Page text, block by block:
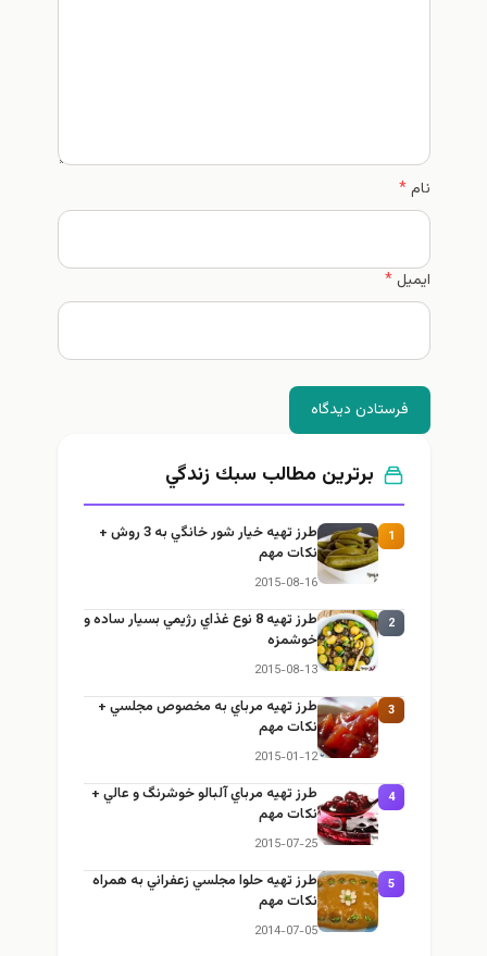
نام*
ایمیل*
فرستادن دیدگاه
برترین مطالب سبك زندگي
1
طرز تهيه خیار شور خانگي به 3 روش +
نكات مهم
2015-08-16
2
طرز تهيه 8 نوع غذاي رژيمي بسيار ساده و
خوشمزه
2015-08-13
3
طرز تهيه مرباي به مخصوص مجلسي +
نكات مهم
2015-01-12
4
طرز تهيه مرباي آلبالو خوشرنگ و عالي +
نكات مهم
2015-07-25
5
طرز تهيه حلوا مجلسي زعفراني به همراه
نكات مهم
2014-07-05